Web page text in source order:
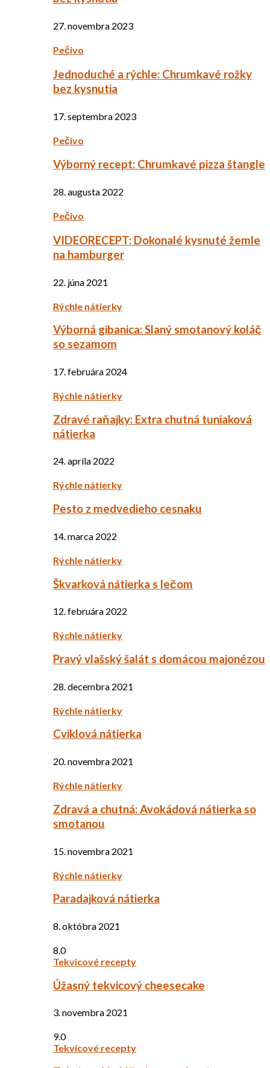
27. novembra 2023
Pečivo
Jednoduché a rýchle: Chrumkavé rožky
bez kysnutia
17. septembra 2023
Pečivo
Výborný recept: Chrumkavé pizza štangle
28. augusta 2022
Pečivo
VIDEORECEPT: Dokonalé kysnuté žemle
na hamburger
22. júna 2021
Rýchle nátierky
Výborná gibanica: Slaný smotanový koláč
so sezamom
17. februára 2024
Rýchle nátierky
Zdravé raňajky: Extra chutná tuniaková
nátierka
24. apríla 2022
Rýchle nátierky
Pesto z medvedieho cesnaku
14. marca 2022
Rýchle nátierky
Škvarková nátierka s lečom
12. februára 2022
Rýchle nátierky
Pravý vlašský šalát s domácou majonézou
28. decembra 2021
Rýchle nátierky
Cviklová nátierka
20. novembra 2021
Rýchle nátierky
Zdravá a chutná: Avokádová nátierka so
smotanou
15. novembra 2021
Rýchle nátierky
Paradajková nátierka
8. októbra 2021
8.0
Tekvicové recepty
Úžasný tekvicový cheesecake
3. novembra 2021
9.0
Tekvicové recepty